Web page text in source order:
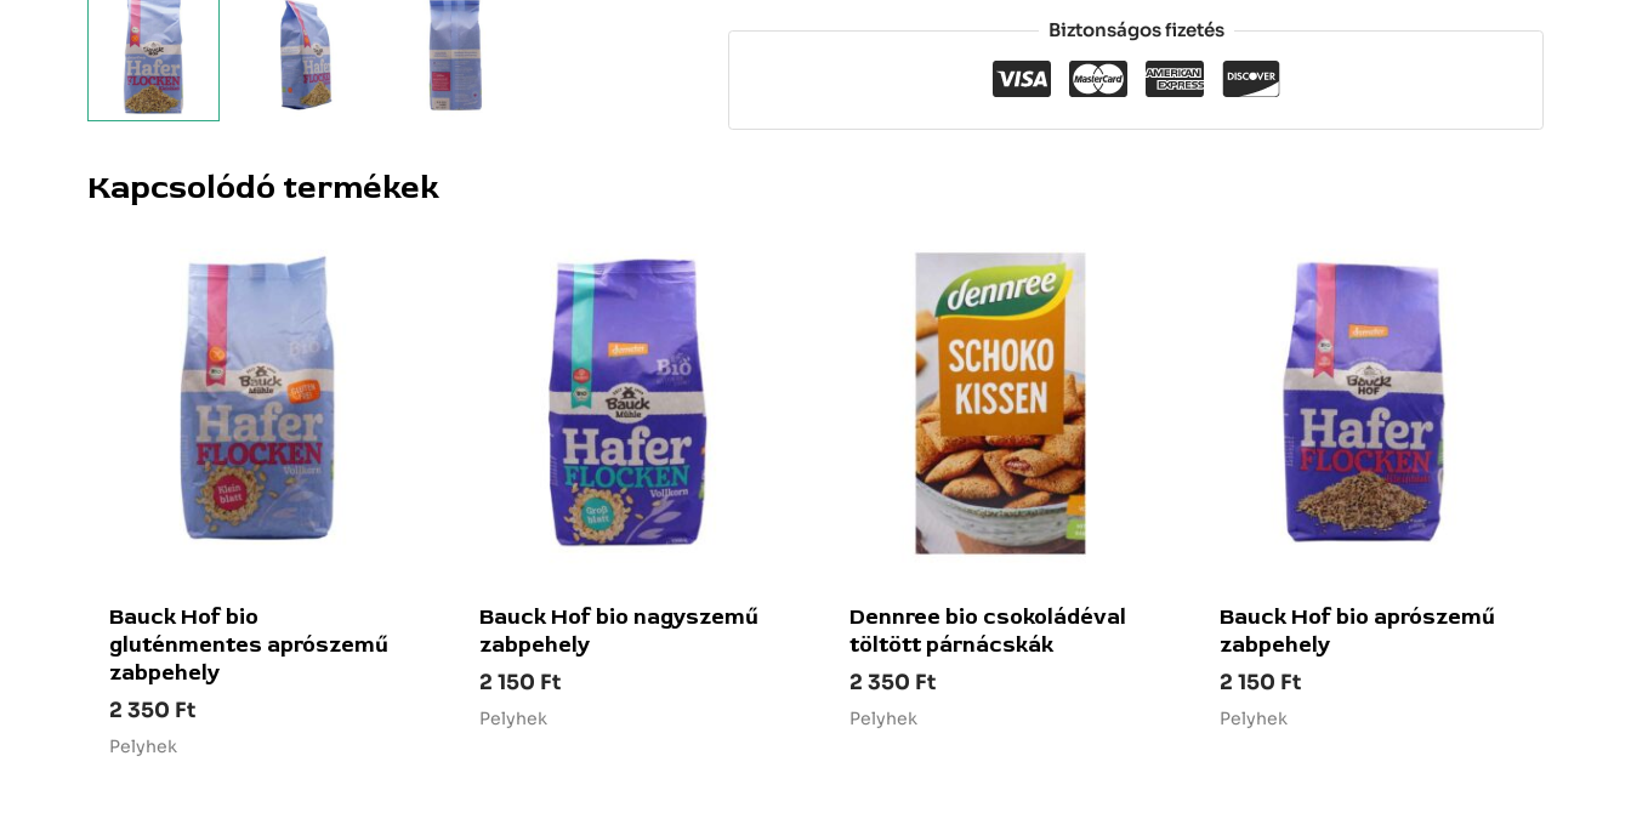
Biztonságos fizetés
Kapcsolódó termékek
Bauck Hof bio
gluténmentes aprószemű
zabpehely
2 350 Ft
Pelyhek
Bauck Hof bio nagyszemű
zabpehely
2 150 Ft
Pelyhek
Dennree bio csokoládéval
töltött párnácskák
2 350 Ft
Pelyhek
Bauck Hof bio aprószemű
zabpehely
2 150 Ft
Pelyhek